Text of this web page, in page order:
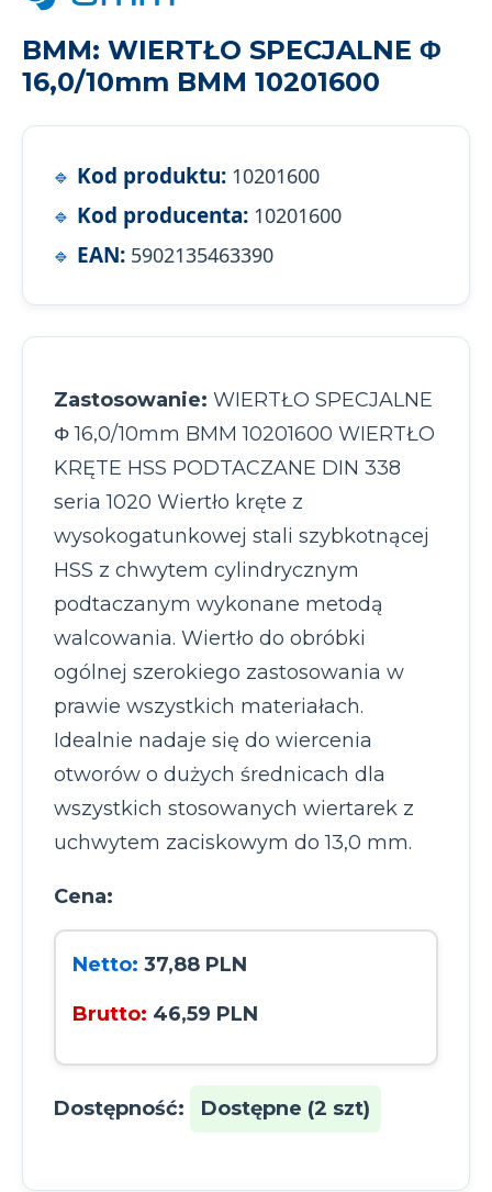
BMM: WIERTŁO SPECJALNE Φ
16,0/10mm BMM 10201600
Kod produktu: 10201600
Kod producenta: 10201600
EAN: 5902135463390
Zastosowanie: WIERTŁO SPECJALNE
Φ 16,0/10mm BMM 10201600 WIERTŁO
KRĘTE HSS PODTACZANE DIN 338
seria 1020 Wiertło kręte z
wysokogatunkowej stali szybkotnącej
HSS z chwytem cylindrycznym
podtaczanym wykonane metodą
walcowania. Wiertło do obróbki
ogólnej szerokiego zastosowania w
prawie wszystkich materiałach.
Idealnie nadaje się do wiercenia
otworów o dużych średnicach dla
wszystkich stosowanych wiertarek z
uchwytem zaciskowym do 13,0 mm.
Cena:
Netto: 37,88 PLN
Brutto: 46,59 PLN
Dostępność: Dostępne (2 szt)